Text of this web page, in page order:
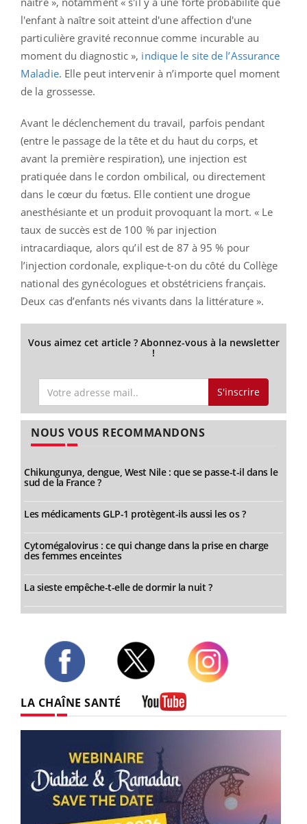
l'enfant à naître soit atteint d'une affection d'une
particulière gravité reconnue comme incurable au
moment du diagnostic », indique le site de l’Assurance
Maladie. Elle peut intervenir à n’importe quel moment
de la grossesse.
Avant le déclenchement du travail, parfois pendant
(entre le passage de la tête et du haut du corps, et
avant la première respiration), une injection est
pratiquée dans le cordon ombilical, ou directement
dans le cœur du fœtus. Elle contient une drogue
anesthésiante et un produit provoquant la mort. « Le
taux de succès est de 100 % par injection
intracardiaque, alors qu’il est de 87 à 95 % pour
l’injection cordonale, explique-t-on du côté du Collège
national des gynécologues et obstétriciens français.
Deux cas d’enfants nés vivants dans la littérature ».
Vous aimez cet article ? Abonnez-vous à la newsletter
!
S'inscrire
NOUS VOUS RECOMMANDONS
Chikungunya, dengue, West Nile : que se passe-t-il dans le
sud de la France ?
Les médicaments GLP-1 protègent-ils aussi les os ?
Cytomégalovirus : ce qui change dans la prise en charge
des femmes enceintes
La sieste empêche-t-elle de dormir la nuit ?
LA CHAÎNE SANTÉ